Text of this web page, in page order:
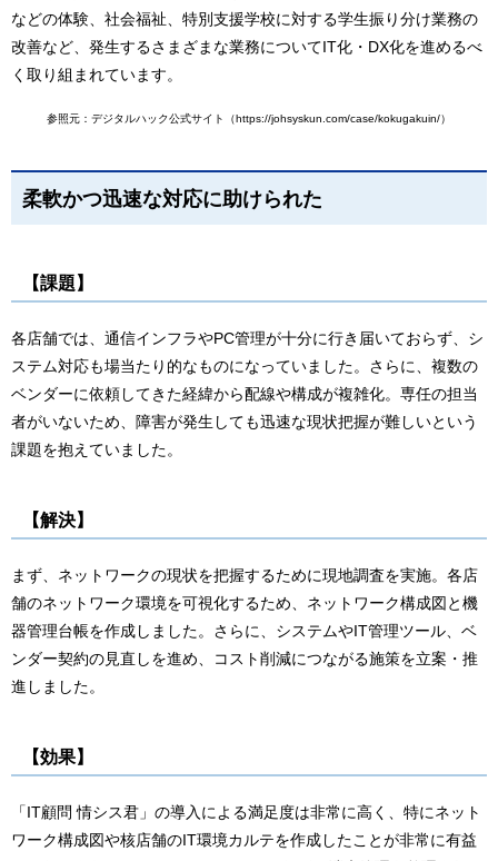
などの体験、社会福祉、特別支援学校に対する学生振り分け業務の
改善など、発生するさまざまな業務についてIT化・DX化を進めるべ
く取り組まれています。
参照元：デジタルハック公式サイト（https://johsyskun.com/case/kokugakuin/）
柔軟かつ迅速な対応に助けられた
【課題】
各店舗では、通信インフラやPC管理が十分に行き届いておらず、シ
ステム対応も場当たり的なものになっていました。さらに、複数の
ベンダーに依頼してきた経緯から配線や構成が複雑化。専任の担当
者がいないため、障害が発生しても迅速な現状把握が難しいという
課題を抱えていました。
【解決】
まず、ネットワークの現状を把握するために現地調査を実施。各店
舗のネットワーク環境を可視化するため、ネットワーク構成図と機
器管理台帳を作成しました。さらに、システムやIT管理ツール、ベ
ンダー契約の見直しを進め、コスト削減につながる施策を立案・推
進しました。
【効果】
「IT顧問 情シス君」の導入による満足度は非常に高く、特にネット
ワーク構成図や核店舗のIT環境カルテを作成したことが非常に有益